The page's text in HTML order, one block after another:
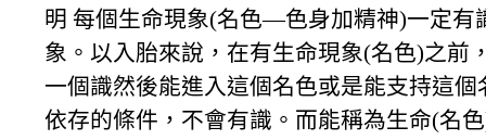
明 每個生命現象(名色—色身加精神)一定有
象。以入胎來說，在有生命現象(名色)之前
一個識然後能進入這個名色或是能支持這
依存的條件，不會有識。而能稱為生命(名